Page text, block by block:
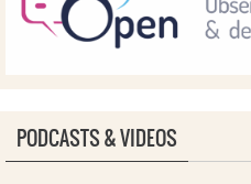
PODCASTS & VIDEOS